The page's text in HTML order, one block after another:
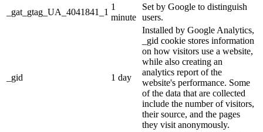
_gat_gtag_UA_4041841_1
1
minute
Set by Google to distinguish
users.
_gid 1 day
Installed by Google Analytics,
_gid cookie stores information
on how visitors use a website,
while also creating an
analytics report of the
website's performance. Some
of the data that are collected
include the number of visitors,
their source, and the pages
they visit anonymously.